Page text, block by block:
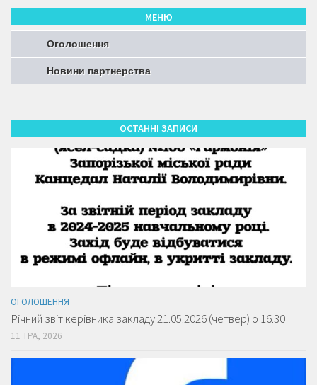
МЕНЮ
Оголошення
Новини партнерства
ОСТАННІ ЗАПИСИ
ОГОЛОШЕННЯ
Річний звіт керівника закладу 21.05.2026 (четвер) о 16.30
11 ТРА, 2026